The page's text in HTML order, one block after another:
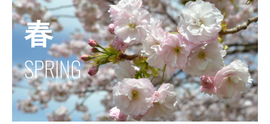
春
SPRING